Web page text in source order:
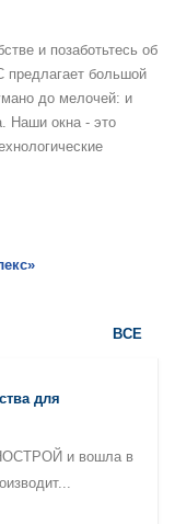
и позаботьтесь об
большой
до мелочей: и
Наши окна - это
ВСЕ
для
НОСТРОЙ и вошла в